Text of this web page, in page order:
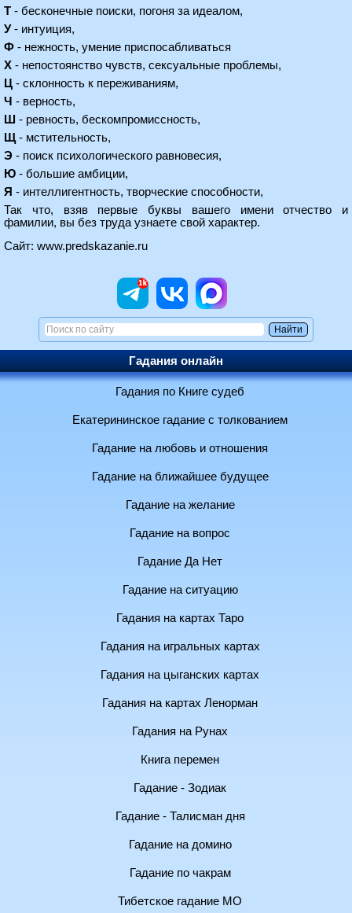
Т - бесконечные поиски, погоня за идеалом,
У- интуиция,
Ф - нежность, умение приспосабливаться
X - непостоянство чувств, сексуальные проблемы,
Ц - склонность к переживаниям,
Ч - верность,
Ш - ревность, бескомпромиссность,
Щ- мстительность,
Э - поиск психологического равновесия,
Ю - большие амбиции,
Я - интеллигентность, творческие способности,
Так что, взяв первые буквы вашего имени отчество и
фамилии, вы без труда узнаете свой характер.
Сайт: www.predskazanie.ru
Гадания онлайн
Гадания по Книге судеб
Екатерининское гадание с толкованием
Гадание на любовь и отношения
Гадание на ближайшее будущее
Гадание на желание
Гадание на вопрос
Гадание Да Нет
Гадание на ситуацию
Гадания на картах Таро
Гадания на игральных картах
Гадания на цыганских картах
Гадания на картах Ленорман
Гадания на Рунах
Книга перемен
Гадание - Зодиак
Гадание - Талисман дня
Гадание на домино
Гадание по чакрам
Тибетское гадание МО